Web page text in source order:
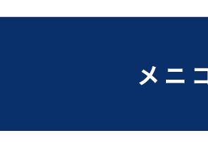
メニ